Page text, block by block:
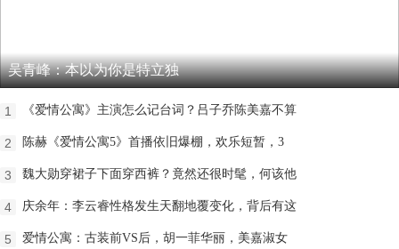
吴青峰：本以为你是特立独
1 《爱情公寓》主演怎么记台词？吕子乔陈美嘉不算
2 陈赫《爱情公寓5》首播依旧爆棚，欢乐短暂，3
3 魏大勋穿裙子下面穿西裤？竟然还很时髦，何该他
4 庆余年：李云睿性格发生天翻地覆变化，背后有这
5 爱情公寓：古装前VS后，胡一菲华丽，美嘉淑女